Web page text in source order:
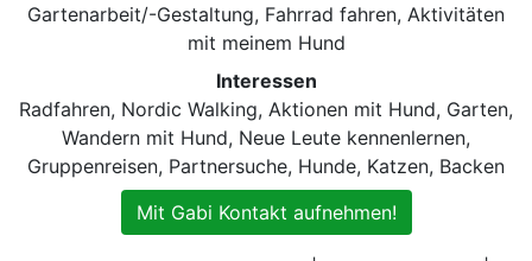
Gartenarbeit/-Gestaltung, Fahrrad fahren, Aktivitäten
mit meinem Hund
Interessen
Radfahren, Nordic Walking, Aktionen mit Hund, Garten,
Wandern mit Hund, Neue Leute kennenlernen,
Gruppenreisen, Partnersuche, Hunde, Katzen, Backen
Mit Gabi Kontakt aufnehmen!